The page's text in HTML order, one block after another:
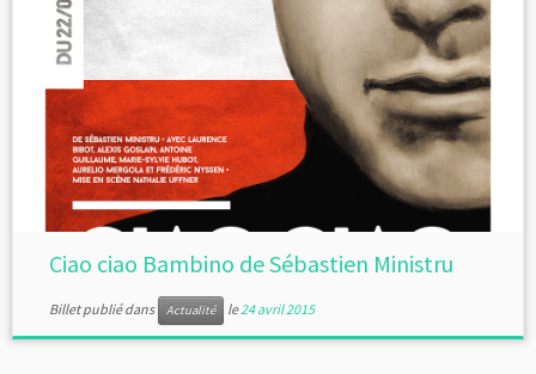
Ciao ciao Bambino de Sébastien Ministru
Billet publié dans Actualité le24 avril 2015